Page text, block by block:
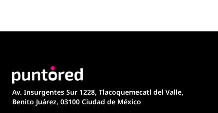
Av. Insurgentes Sur 1228, Tlacoquemecatl del Valle,
Benito Juárez, 03100 Ciudad de México